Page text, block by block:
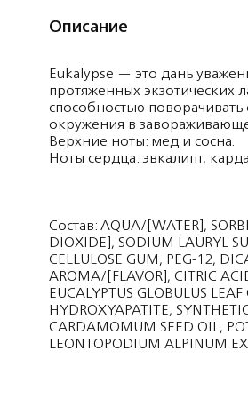
Описание
Eukalypse — это дань
протяженных экзотических
способностью поворачивать
окружения в
Верхние ноты: мед и сосна.
Ноты сердца: эвкалипт,
Состав: AQUA/[WATER],
DIOXIDE], SODIUM LAURYL
CELLULOSE GUM, PEG-12,
AROMA/[FLAVOR], CITRIC
EUCALYPTUS GLOBULUS
HYDROXYAPATITE,
CARDAMOMUM SEED OIL,
LEONTOPODIUM ALPINUM